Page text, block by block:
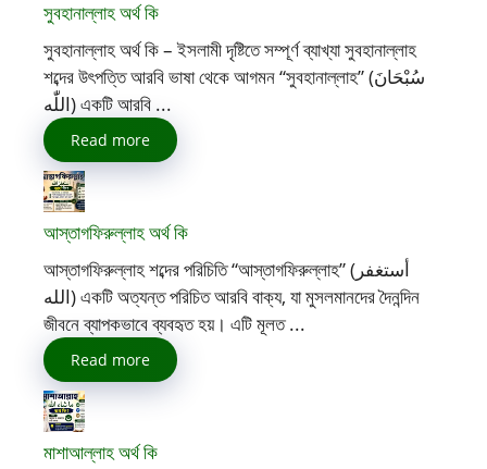
সুবহানাল্লাহ অর্থ কি
সুবহানাল্লাহ অর্থ কি – ইসলামী দৃষ্টিতে সম্পূর্ণ ব্যাখ্যা সুবহানাল্লাহ
শব্দের উৎপত্তি আরবি ভাষা থেকে আগমন “সুবহানাল্লাহ” (سُبْحَانَ
اللّٰه) একটি আরবি ...
Read more
আস্তাগফিরুল্লাহ অর্থ কি
আস্তাগফিরুল্লাহ শব্দের পরিচিতি “আস্তাগফিরুল্লাহ” (أستغفر
الله) একটি অত্যন্ত পরিচিত আরবি বাক্য, যা মুসলমানদের দৈনন্দিন
জীবনে ব্যাপকভাবে ব্যবহৃত হয়। এটি মূলত ...
Read more
মাশাআল্লাহ অর্থ কি